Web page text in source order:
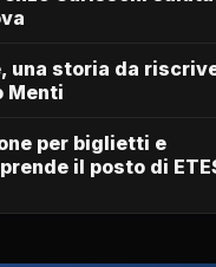
una storia da
Menti
per biglietti e
il posto di